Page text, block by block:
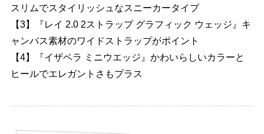
スリムでスタイリッシュなスニーカータイプ
【3】『レイ 2.0 2ストラップ グラフィック ウェッジ』キ
ャンバス素材のワイドストラップがポイント
【4】『イザベラ ミニウエッジ』かわいらしいカラーと
ヒールでエレガントさもプラス